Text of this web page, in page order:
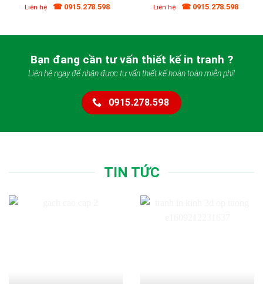
Liên hệ ☎ 0915.278.598 Liên hệ ☎ 0915.278.598
Bạn đang cần tư vấn thiết kế in tranh ?
Liên hệ ngay để nhận được tư vấn thiết kế hoàn toàn miễn phí!
0915.278.598
TIN TỨC